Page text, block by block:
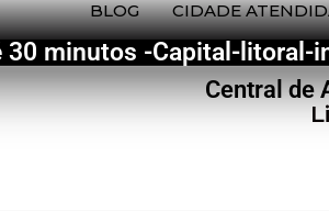
BLOG CIDADE
30 minutos -Capital-litoral-
Central de